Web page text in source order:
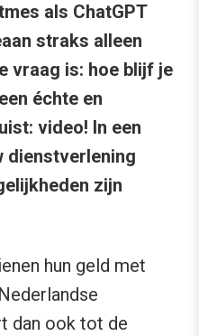
als ChatGPT
straks alleen
vraag is: hoe blijf je
échte en
video! In een
dienstverlening
zijn
hun geld met
dan ook tot de